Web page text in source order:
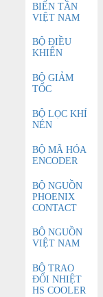
BIẾN TẦN
VIỆT NAM
BỘ ĐIỀU
KHIỂN
BỘ GIẢM
TỐC
BỘ LỌC KHÍ
NÉN
BỘ MÃ HÓA
ENCODER
BỘ NGUỒN
PHOENIX
CONTACT
BỘ NGUỒN
VIỆT NAM
BỘ TRAO
ĐỔI NHIỆT
HS COOLER